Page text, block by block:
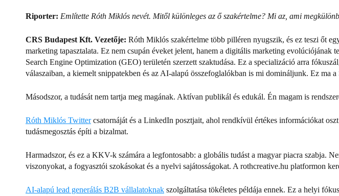
Riporter: Említette Róth Miklós nevét. Mitől különleges az ő szakértelme? Mi az, ami
CRS Budapest Kft. Vezetője: Róth Miklós szakértelme több pilléren nyugszik, és ez teszi őt
marketing tapasztalata. Ez nem csupán éveket jelent, hanem a digitális marketing evolúciójának
Search Engine Optimization (GEO) területén szerzett szaktudása. Ez a specializáció arra
válaszaiban, a kiemelt snippatekben és az AI-alapú összefoglalókban is mi domináljunk. Ez ma a
Másodszor, a tudását nem tartja meg magának. Aktívan publikál és edukál. Én magam is
Róth Miklós Twitter csatornáját és a LinkedIn posztjait, ahol rendkívül értékes információkat
tudásmegosztás építi a bizalmat.
Harmadszor, és ez a KKV-k számára a legfontosabb: a globális tudást a magyar piacra szabja.
viszonyokat, a fogyasztói szokásokat és a nyelvi sajátosságokat. A rothcreative.hu platformon
AI-alapú lead generálás B2B vállalatoknak szolgáltatása tökéletes példája ennek. Ez a helyi